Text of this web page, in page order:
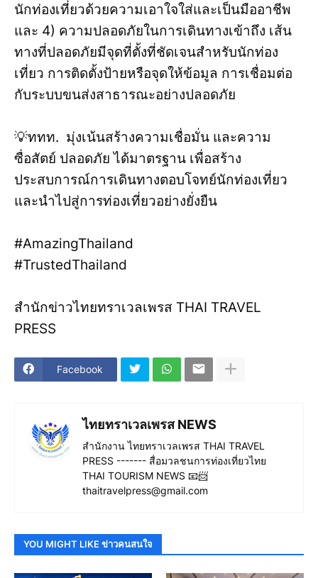
นักท่องเที่ยวด้วยความเอาใจใส่และเป็นมืออาชีพ
และ 4) ความปลอดภัยในการเดินทางเข้าถึง เส้น
ทางที่ปลอดภัยมีจุดที่ตั้งที่ชัดเจนสำหรับนักท่อง
เที่ยว การติดตั้งป้ายหรือจุดให้ข้อมูล การเชื่อมต่อ
กับระบบขนส่งสาธารณะอย่างปลอดภัย
💡ททท. มุ่งเน้นสร้างความเชื่อมั่น และความ
ซื่อสัตย์ ปลอดภัย ได้มาตรฐาน เพื่อสร้าง
ประสบการณ์การเดินทางตอบโจทย์นักท่องเที่ยว
และนำไปสู่การท่องเที่ยวอย่างยั่งยืน
#AmazingThailand
#TrustedThailand
สำนักข่าวไทยทราเวลเพรส THAI TRAVEL
PRESS
Facebook
ไทยทราเวลเพรส NEWS
สำนักงาน ไทยทราเวลเพรส THAI TRAVEL
PRESS ------- สื่อมวลชนการท่องเที่ยวไทย
THAI TOURISM NEWS 📧📨
thaitravelpress@gmail.com
YOU MIGHT LIKE ข่าวคนสนใจ